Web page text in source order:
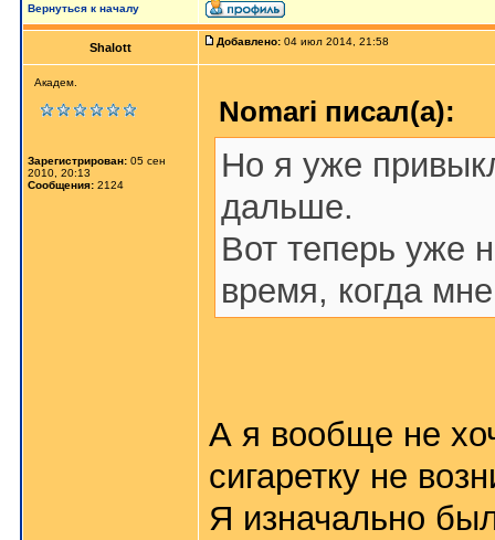
Вернуться к началу
Shalott Добавлено: 04 июл 2014, 21:58
Академ.
Зарегистрирован: 05 сен
2010, 20:13
Сообщения: 2124
Nomari писал(а):
Но я уже
дальше.
Вот теперь уже
время, когда
А я вообще не
сигаретку не
Я изначально